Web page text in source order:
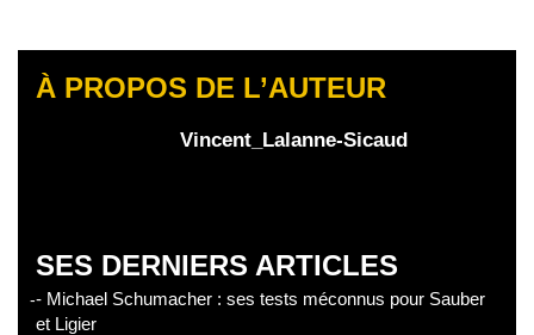
À PROPOS DE L’AUTEUR
Vincent_Lalanne-Sicaud
SES DERNIERS ARTICLES
- Michael Schumacher : ses tests méconnus pour Sauber
et Ligier